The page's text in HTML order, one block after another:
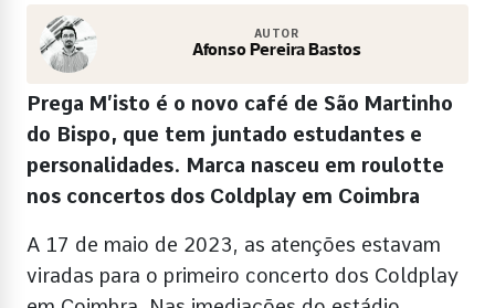
AUTOR
Afonso Pereira Bastos
Prega M’isto é o novo café de São Martinho
do Bispo, que tem juntado estudantes e
personalidades. Marca nasceu em roulotte
nos concertos dos Coldplay em Coimbra
A 17 de maio de 2023, as atenções estavam
viradas para o primeiro concerto dos Coldplay